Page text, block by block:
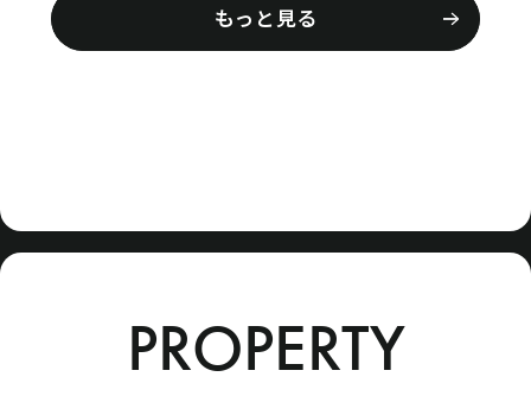
もっと見る
PROPERTY
SMARG Wealthとは